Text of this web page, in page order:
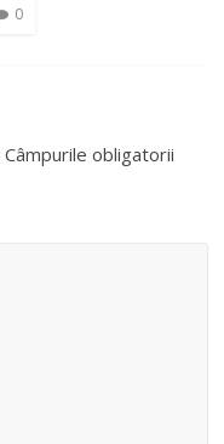
0
Câmpurile obligatorii